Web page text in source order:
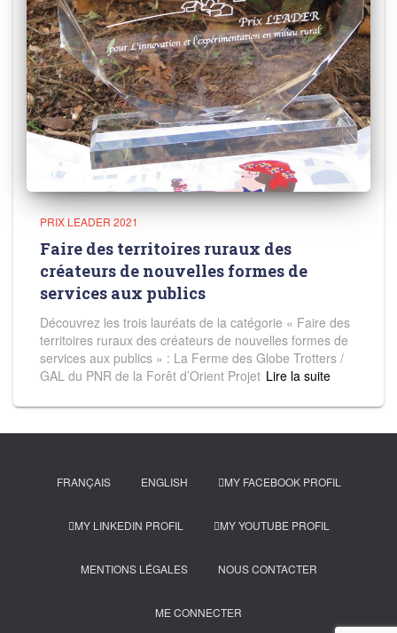
PRIX LEADER 2021
Faire des territoires ruraux des
créateurs de nouvelles formes de
services aux publics
Découvrez les trois lauréats de la catégorie « Faire des
territoires ruraux des créateurs de nouvelles formes de
services aux publics » : La Ferme des Globe Trotters /
GAL du PNR de la Forêt d’Orient Projet Read more
FRANÇAIS ENGLISH MY FACEBOOK PROFIL
MY LINKEDIN PROFIL MY YOUTUBE PROFIL
MENTIONS LÉGALES NOUS CONTACTER
ME CONNECTER